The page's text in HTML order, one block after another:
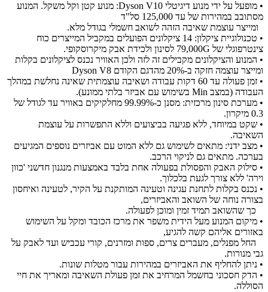
• מופעל על ידי מנוע דיגיטלי Dyson V10: מנוע קטן וקל משקל. המנוע
מסתובב במהירות של עד 125,000 סל"ד
ומייצר עוצמת שאיבה הזהה לשואב חשמלי בגודל מלא.
• טכנולוגיית ציקלון: 14 ציקלונים הפועלים במקביל המייצרים כוח
צינטרפוגלי של 79,000G לסינון ולכידת אבק מיקרוסקופי.
• המנוע והציקלונים מקבילים זה לזה ולכן האוויר נכנס לציקלונים בקלות
ומייצר עוצמה חזקה ב-20% מהדגם הקודם Dyson V8
• זמן פעולה עד 60 דקות עבודה ושאיבה עוצמתית שאינה נחלשת במהלך
העבודה (במצב Min בשימוש עם אביזר בלתי ממונע).
• מערכת סינון מרכזית: מסנן כ-99.99% מחלקיקים באוויר עד לגודל של
0.3 מיקרון.
• שקט במיוחד, ללא פגיעה בביצועים וללא התפשרות על עוצמת
השאיבה.
• מצב ידני: מתאים לשימוש גם ללא המוט עם אביזרים נוספים המגיעים
בערכה. מתאים גם לניקוי הרכב.
• סילוק האבק והפסולת בפעולה אחת בלבד באמצעות מנגנון חדשני 'כוון
וירה' ללא צורך לגעת בלכלוך.
• נכנס בקלות לתחנת עגינה וטעינה המותקנת על הקיר, לטעינה ואיחסון
בצורה נוחה של השואב והאביזרים,
כך שהשואב תמיד זמין ומוכן לפעולה.
• מיקום המנוע מעל הידית משפר את מרכז הכובד ומקל על השימוש
באזורים אליהם קשה להגיע,
החל מפנלים, מעברים צרים, ספות ומזרנים, קורי עכביש ועד לאבק על
גבי מנורות.
• ניתן להחליף את האביזרים במהירות עבור מטלות שונות.
• הדק חסכוני בחשמל המרחיב את זמן פעולת השאיבה ומאריך את חיי
הסוללה.